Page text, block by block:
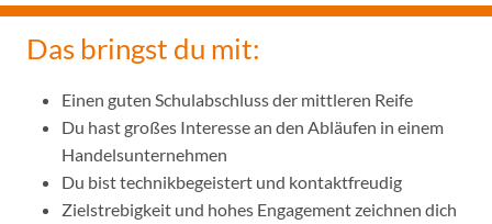
Das bringst du mit:
Einen guten Schulabschluss der mittleren Reife
Du hast großes Interesse an den Abläufen in einem
Handelsunternehmen
Du bist technikbegeistert und kontaktfreudig
Zielstrebigkeit und hohes Engagement zeichnen dich